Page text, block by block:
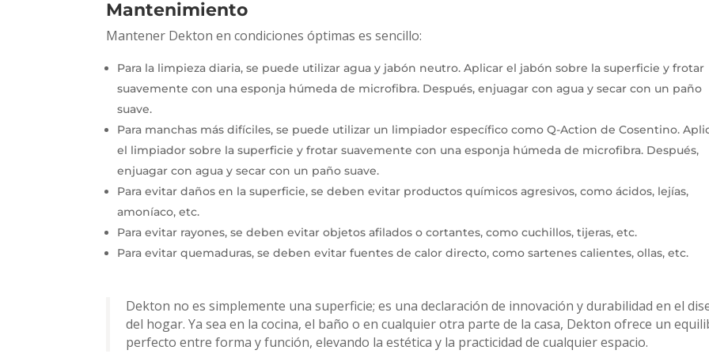
Mantenimiento
Mantener Dekton en condiciones óptimas es sencillo:
Para la limpieza diaria, se puede utilizar agua y jabón neutro. Aplicar el jabón sobre la superficie y frotar
suavemente con una esponja húmeda de microfibra. Después, enjuagar con agua y secar con un paño
suave.
Para manchas más difíciles, se puede utilizar un limpiador específico como Q-Action de Cosentino.
el limpiador sobre la superficie y frotar suavemente con una esponja húmeda de microfibra. Después,
enjuagar con agua y secar con un paño suave.
Para evitar daños en la superficie, se deben evitar productos químicos agresivos, como ácidos, lejías,
amoníaco, etc.
Para evitar rayones, se deben evitar objetos afilados o cortantes, como cuchillos, tijeras, etc.
Para evitar quemaduras, se deben evitar fuentes de calor directo, como sartenes calientes, ollas, etc.
Dekton no es simplemente una superficie; es una declaración de innovación y durabilidad en el
del hogar. Ya sea en la cocina, el baño o en cualquier otra parte de la casa, Dekton ofrece un
perfecto entre forma y función, elevando la estética y la practicidad de cualquier espacio.